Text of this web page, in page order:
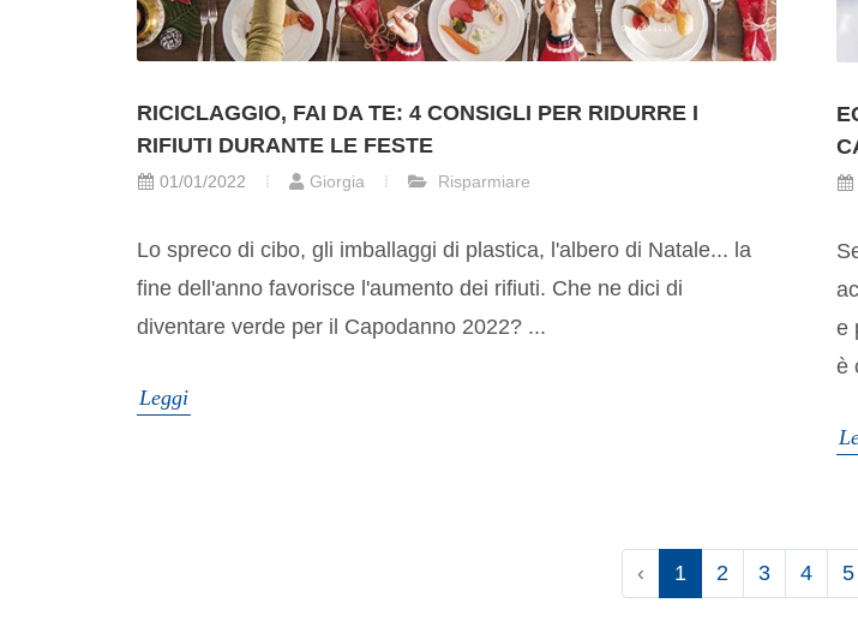
RICICLAGGIO, FAI DA TE: 4 CONSIGLI PER RIDURRE I
RIFIUTI DURANTE LE FESTE
01/01/2022 Giorgia Risparmiare
Lo spreco di cibo, gli imballaggi di plastica, l'albero di Natale... la
fine dell'anno favorisce l'aumento dei rifiuti. Che ne dici di
diventare verde per il Capodanno 2022? ...
Leggi
e
è
‹ 1 2 3 4 5